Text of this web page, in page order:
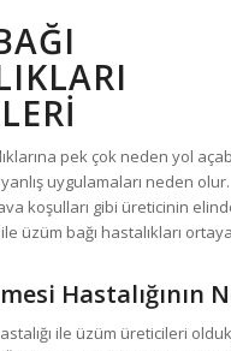
pek çok neden yol
uygulamaları neden olur.
koşulları gibi üreticinin
üzüm bağı hastalıkları
Hastalığının
ile üzüm üreticileri